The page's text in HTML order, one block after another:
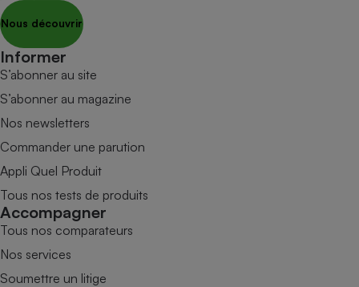
Nous découvrir
Informer
S’abonner au site
S’abonner au magazine
Nos newsletters
Commander une parution
Appli Quel Produit
Tous nos tests de produits
Accompagner
Tous nos comparateurs
Nos services
Soumettre un litige